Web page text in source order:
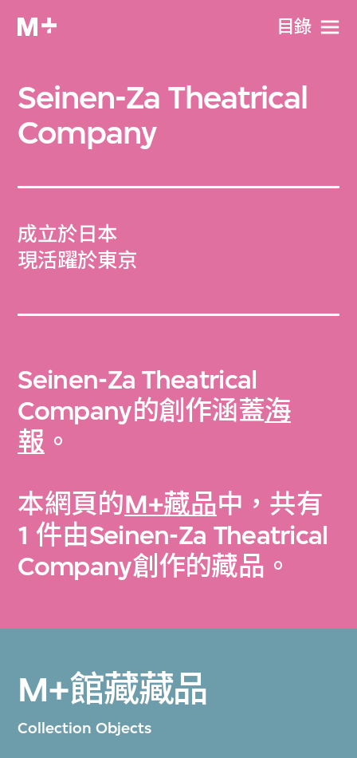
目​錄
Seinen-Za Theatrical
Company
成立於日本
現活躍於東京
Seinen-Za Theatrical
Company的創作涵蓋海
報 。
本網頁的M+藏品中，共有
1 件由Seinen-Za Theatrical
Company創作的藏品。
M+館藏藏品
Collection Objects